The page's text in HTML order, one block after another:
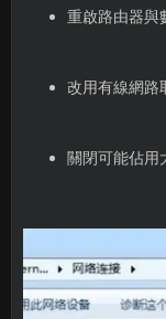
重啟路由器與
改用有線網路
關閉可能佔用